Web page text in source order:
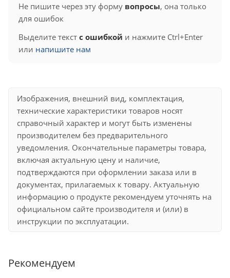
Не пишите через эту форму вопросы, она только
для ошибок
Выделите текст с ошибкой и нажмите Ctrl+Enter
или напишите нам
Изображения, внешний вид, комплектация,
технические характеристики товаров носят
справочный характер и могут быть изменены
производителем без предварительного
уведомления. Окончательные параметры товара,
включая актуальную цену и наличие,
подтверждаются при оформлении заказа или в
документах, прилагаемых к товару. Актуальную
информацию о продукте рекомендуем уточнять на
официальном сайте производителя и (или) в
инструкции по эксплуатации.
Рекомендуем